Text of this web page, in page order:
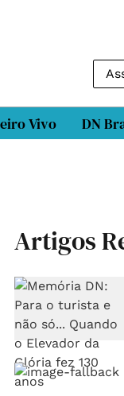
Vivo DN
Artigos